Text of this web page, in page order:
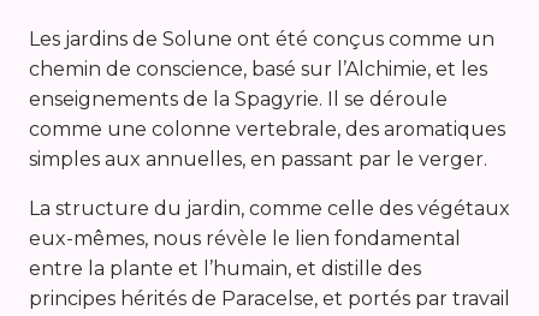
Les jardins de Solune ont été conçus comme un
chemin de conscience, basé sur l’Alchimie, et les
enseignements de la Spagyrie. Il se déroule
comme une colonne vertebrale, des aromatiques
simples aux annuelles, en passant par le verger.
La structure du jardin, comme celle des végétaux
eux-mêmes, nous révèle le lien fondamental
entre la plante et l’humain, et distille des
principes hérités de Paracelse, et portés par travail